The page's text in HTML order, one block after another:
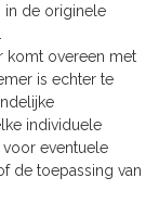
in de originele
komt overeen met
is echter te
individuele
eventuele
de toepassing van